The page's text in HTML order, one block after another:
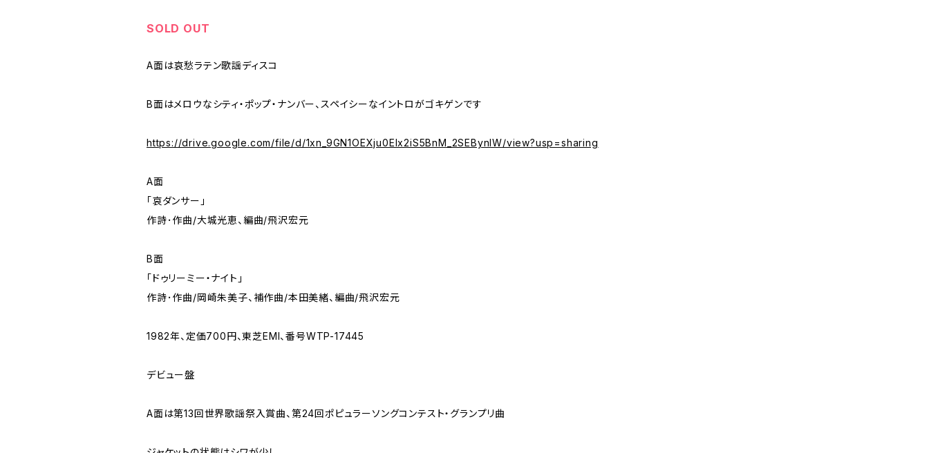
SOLD OUT
A面は哀愁ラテン歌謡ディスコ
B面はメロウなシティ・ポップ・ナンバー、スペイシーなイントロがゴキゲンです
https://drive.google.com/file/d/1xn_9GN1OEXju0Elx2iS5BnM_2SEBynIW/view?usp=sharing
A面
「哀ダンサー」
作詩･作曲/大城光恵、編曲/飛沢宏元
B面
「ドゥリーミー・ナイト」
作詩･作曲/岡崎朱美子、補作曲/本田美緒、編曲/飛沢宏元
1982年、定価700円、東芝EMI、番号WTP-17445
デビュー盤
A面は第13回世界歌謡祭入賞曲、第24回ポピュラーソングコンテスト・グランプリ曲